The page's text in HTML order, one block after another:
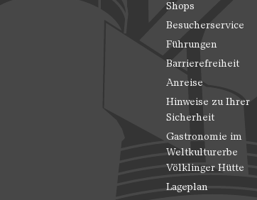
Shops
Besucherservice
Führungen
Barrierefreiheit
Anreise
Hinweise zu Ihrer
Sicherheit
Gastronomie im
Weltkulturerbe
Völklinger Hütte
Lageplan